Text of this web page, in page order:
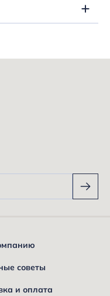
советы
и оплата